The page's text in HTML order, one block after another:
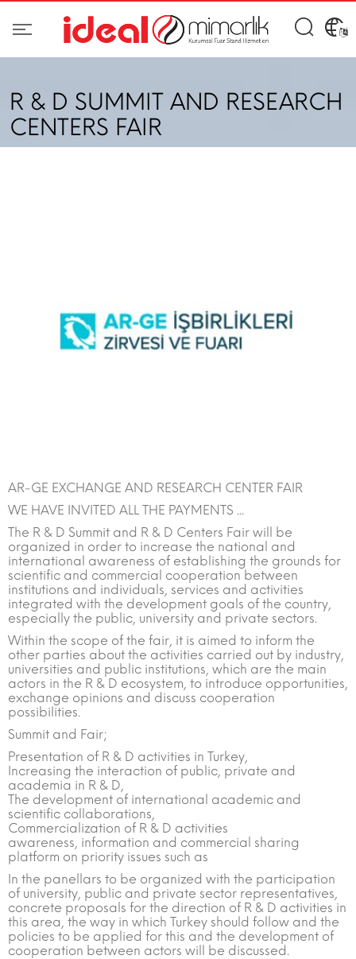
R & D SUMMIT AND RESEARCH
CENTERS FAIR
AR-GE EXCHANGE AND RESEARCH CENTER FAIR
WE HAVE INVITED ALL THE PAYMENTS ...
The R & D Summit and R & D Centers Fair will be
organized in order to increase the national and
international awareness of establishing the grounds for
scientific and commercial cooperation between
institutions and individuals, services and activities
integrated with the development goals of the country,
especially the public, university and private sectors.
Within the scope of the fair, it is aimed to inform the
other parties about the activities carried out by industry,
universities and public institutions, which are the main
actors in the R & D ecosystem, to introduce opportunities,
exchange opinions and discuss cooperation
possibilities.
Summit and Fair;
Presentation of R & D activities in Turkey,
Increasing the interaction of public, private and
academia in R & D,
The development of international academic and
scientific collaborations,
Commercialization of R & D activities
awareness, information and commercial sharing
platform on priority issues such as
In the panellars to be organized with the participation
of university, public and private sector representatives,
concrete proposals for the direction of R & D activities in
this area, the way in which Turkey should follow and the
policies to be applied for this and the development of
cooperation between actors will be discussed.